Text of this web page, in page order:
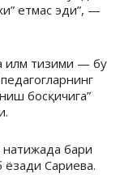
етмас эди”, —
илм тизими — бу
босқичига”
натижада бари
Сариева.